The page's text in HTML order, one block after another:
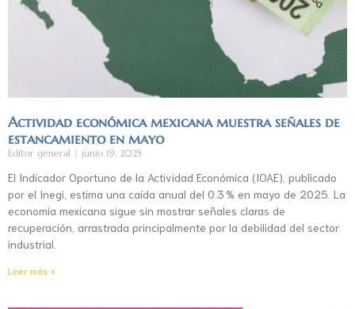
Actividad económica mexicana muestra señales de
estancamiento en mayo
Editor general junio 19, 2025
El Indicador Oportuno de la Actividad Económica (IOAE), publicado
por el Inegi, estima una caída anual del 0.3 % en mayo de 2025. La
economía mexicana sigue sin mostrar señales claras de
recuperación, arrastrada principalmente por la debilidad del sector
industrial.
Leer más »